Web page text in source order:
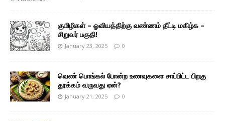
குமிழிகள் – ஓவியத்திற்கு வண்ணம் தீட்டி மகிழ்க –
சிறுவர் பகுதி!
January 23, 2025 0
வெண் பொங்கல் போன்ற உணவுகளை சாப்பிட்ட பிறகு
தூக்கம் வருவது ஏன்?
January 21, 2025 0